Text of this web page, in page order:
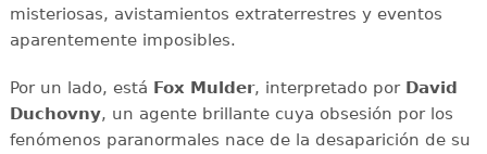
misteriosas, avistamientos extraterrestres y eventos
aparentemente imposibles.
Por un lado, está Fox Mulder, interpretado por David
Duchovny, un agente brillante cuya obsesión por los
fenómenos paranormales nace de la desaparición de su